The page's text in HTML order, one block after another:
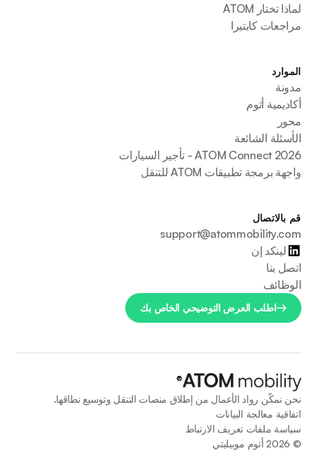
لماذا تختار ATOM
مراجعات كابتيرا
الموارد
مدونة
أكاديمية أتوم
محور
الأسئلة الشائعة
ATOM Connect 2026 - تأجير السيارات
واجهة برمجة تطبيقات ATOM للتنقل
قم بالاتصال
support@atommobility.com
لينكد إن
اتصل بنا
الوظائف
اطلب العرض التوضيحي الخاص بك
®
نحن نمكّن رواد الأعمال من إطلاق منصات التنقل وتوسيع نطاقها.
اتفاقية معالجة البيانات
سياسة ملفات تعريف الارتباط
©
2026 أتوم موبيليتي